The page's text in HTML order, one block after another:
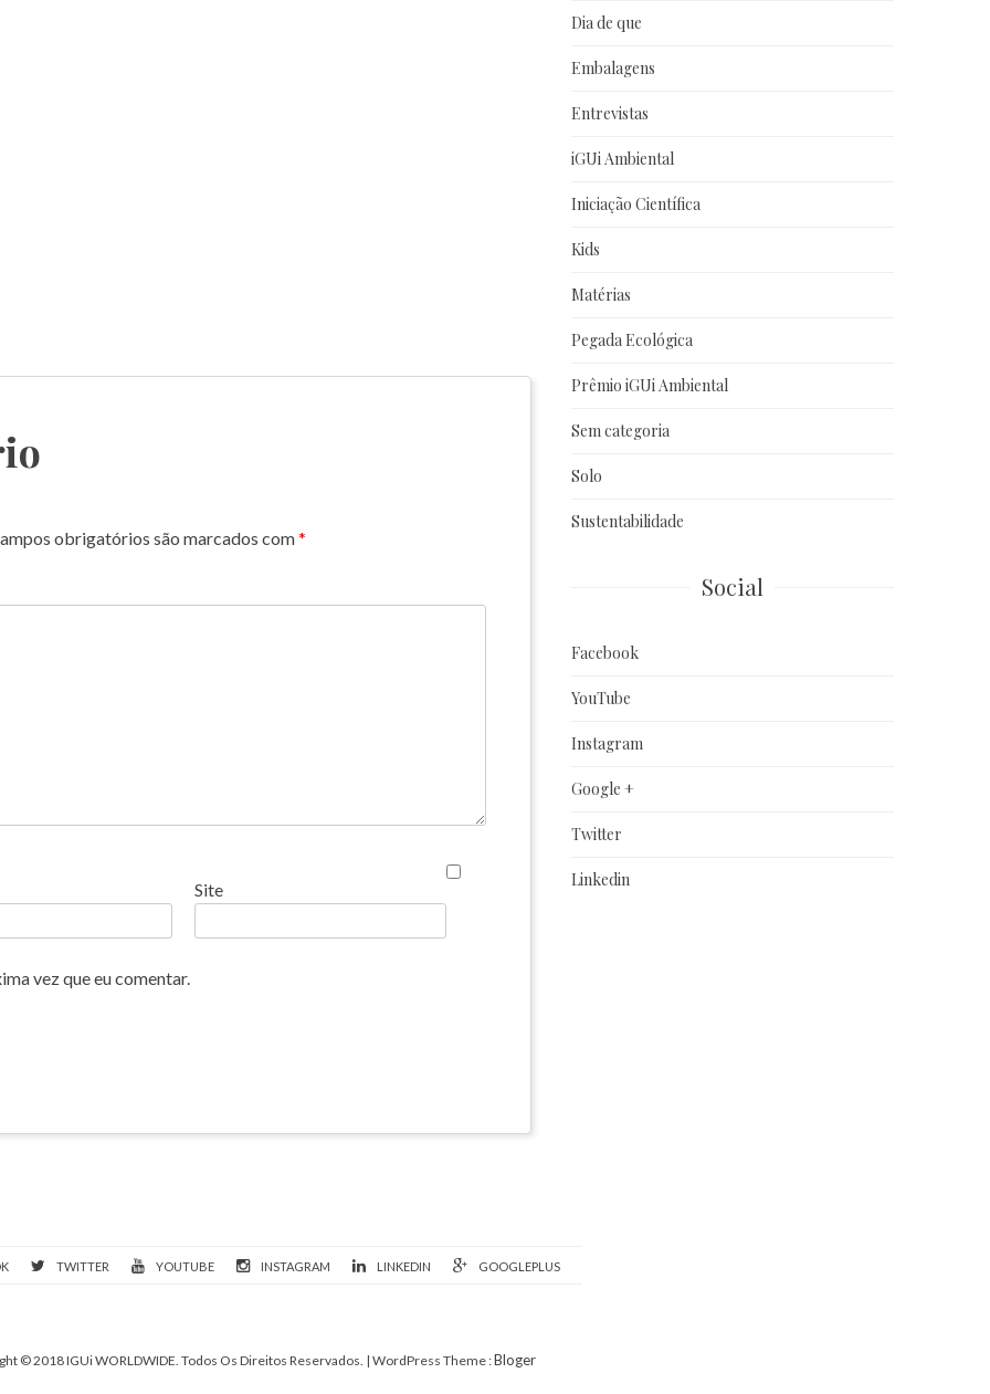
obrigatórios são marcados com*
Site
vez que eu comentar.
Dia de que
Embalagens
Entrevistas
iGUi Ambiental
Iniciação Científica
Kids
Matérias
Pegada Ecológica
Prêmio iGUi Ambiental
Sem categoria
Solo
Sustentabilidade
Social
Facebook
YouTube
Instagram
Google +
Twitter
Linkedin
TWITTER YOUTUBE INSTAGRAM LINKEDIN GOOGLEPLUS
© 2018 IGUi WORLDWIDE. Todos Os Direitos Reservados. | WordPress Theme :Bloger